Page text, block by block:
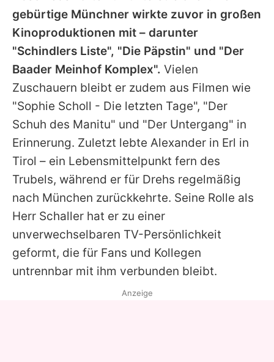
gebürtige Münchner wirkte zuvor in großen
Kinoproduktionen mit – darunter
"Schindlers Liste", "Die Päpstin" und "Der
Baader Meinhof Komplex". Vielen
Zuschauern bleibt er zudem aus Filmen wie
"Sophie Scholl - Die letzten Tage", "Der
Schuh des Manitu" und "Der Untergang" in
Erinnerung. Zuletzt lebte Alexander in Erl in
Tirol – ein Lebensmittelpunkt fern des
Trubels, während er für Drehs regelmäßig
nach München zurückkehrte. Seine Rolle als
Herr Schaller hat er zu einer
unverwechselbaren TV-Persönlichkeit
geformt, die für Fans und Kollegen
untrennbar mit ihm verbunden bleibt.
Anzeige